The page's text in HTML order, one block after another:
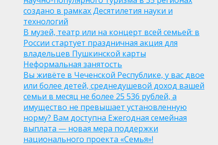
создано в рамках Десятилетия науки и
технологий
В музей, театр или на концерт всей семьей: в
России стартует праздничная акция для
владельцев Пушкинской карты
Неформальная занятость
Вы живёте в Чеченской Республике, у вас двое
или более детей, среднедушевой доход вашей
семьи в месяц не более 25 536 рублей, а
имущество не превышает установленную
норму? Вам доступна Ежегодная семейная
выплата — новая мера поддержки
национального проекта «Семья»!